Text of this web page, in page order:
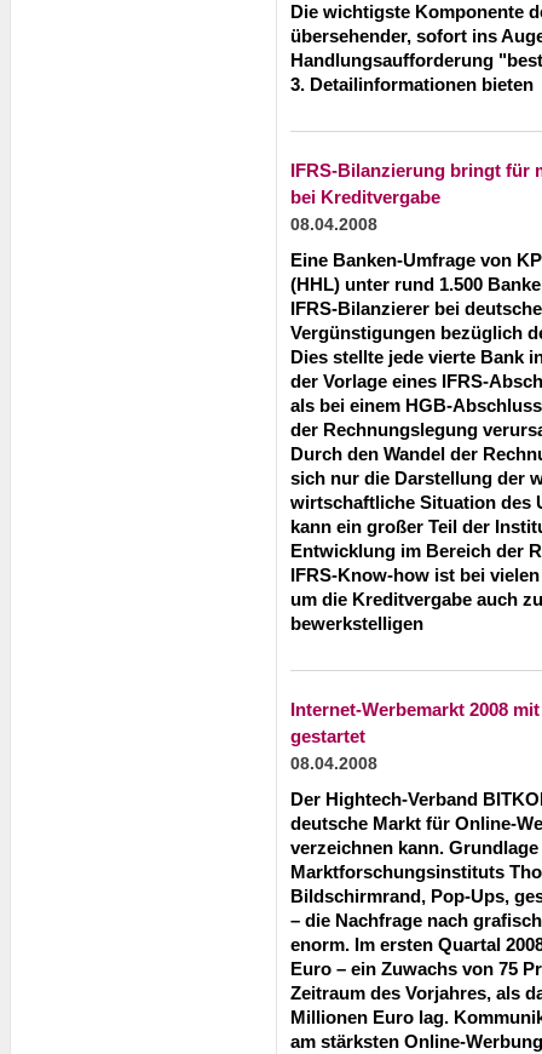
Die wichtigste Komponente
übersehender, sofort ins
Handlungsaufforderung
3. Detailinformationen bieten
IFRS-Bilanzierung bringt für
bei Kreditvergabe
08.04.2008
Eine Banken-Umfrage von
(HHL) unter rund 1.500
IFRS-Bilanzierer bei
Vergünstigungen bezüglich
Dies stellte jede vierte Bank
der Vorlage eines IFRS-
als bei einem HGB-
der Rechnungslegung
Durch den Wandel der
sich nur die Darstellung der
wirtschaftliche Situation des
kann ein großer Teil der
Entwicklung im Bereich der
IFRS-Know-how ist bei
um die Kreditvergabe auch
bewerkstelligen
Internet-Werbemarkt 2008
gestartet
08.04.2008
Der Hightech-Verband
deutsche Markt für Online-
verzeichnen kann.
Marktforschungsinstituts
Bildschirmrand, Pop-Ups,
– die Nachfrage nach
enorm. Im ersten Quartal
Euro – ein Zuwachs von 75
Zeitraum des Vorjahres, als
Millionen Euro lag.
am stärksten Online-Werbung